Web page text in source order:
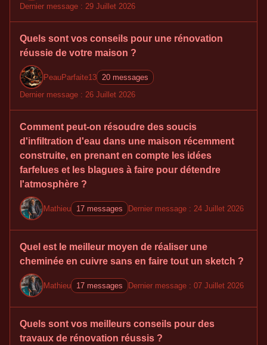
Dernier message : 29 Juillet 2026
Quels sont vos conseils pour une rénovation
réussie de votre maison ?
PeauParfaite13
20 messages
Dernier message : 26 Juillet 2026
Comment peut-on résoudre des soucis
d'infiltration d'eau dans une maison récemment
construite, en prenant en compte les idées
farfelues et les blagues à faire pour détendre
l'atmosphère ?
Mathieu 17 messages Dernier message : 24 Juillet 2026
Quel est le meilleur moyen de réaliser une
cheminée en cuivre sans en faire tout un sketch ?
Mathieu 17 messages Dernier message : 07 Juillet 2026
Quels sont vos meilleurs conseils pour des
travaux de rénovation réussis ?